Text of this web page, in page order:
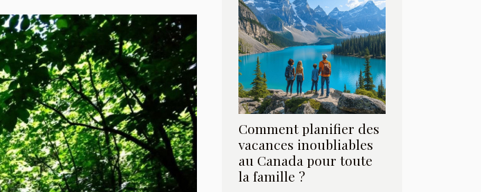
Comment planifier des
vacances inoubliables
au Canada pour toute
la famille ?